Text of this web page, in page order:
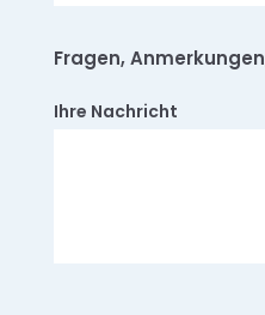
Fragen,
Ihre Nachricht